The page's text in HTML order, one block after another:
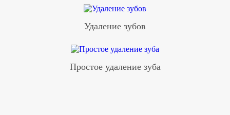
Удаление зубов
Простое удаление зуба